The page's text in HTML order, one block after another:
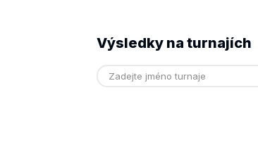
Výsledky na turnajích